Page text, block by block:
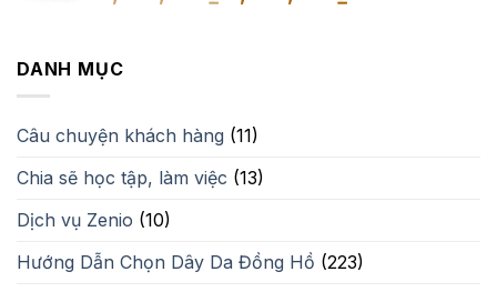
DANH MỤC
Câu chuyện khách hàng (11)
Chia sẽ học tập, làm việc (13)
Dịch vụ Zenio (10)
Hướng Dẫn Chọn Dây Da Đồng Hồ (223)